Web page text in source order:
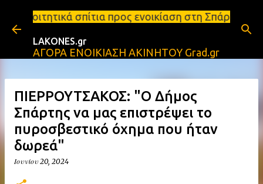
Μετάβαση στο κύριο περιεχόμενο
προς ενοικίαση στη Σπάρτη Ενοικιάσεις
LAKONES.gr
ΑΓΟΡΑ ΕΝΟΙΚΙΑΣΗ ΑΚΙΝΗΤΟΥ Grad.gr
ΠΙΕΡΡΟΥΤΣΑΚΟΣ: "Ο Δήμος
Σπάρτης να μας επιστρέψει το
πυροσβεστικό όχημα που ήταν
δωρεά"
Ιουνίου 20, 2024